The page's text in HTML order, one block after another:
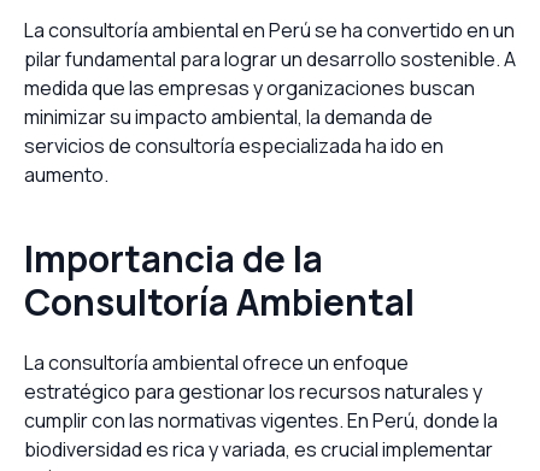
La consultoría ambiental en Perú se ha convertido en un
pilar fundamental para lograr un desarrollo sostenible. A
medida que las empresas y organizaciones buscan
minimizar su impacto ambiental, la demanda de
servicios de consultoría especializada ha ido en
aumento.
Importancia de la
Consultoría Ambiental
La consultoría ambiental ofrece un enfoque
estratégico para gestionar los recursos naturales y
cumplir con las normativas vigentes. En Perú, donde la
biodiversidad es rica y variada, es crucial implementar